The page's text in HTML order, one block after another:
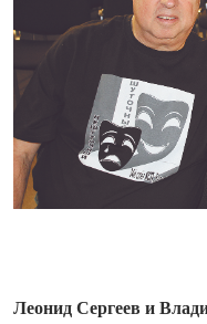
Леонид Сергеев и